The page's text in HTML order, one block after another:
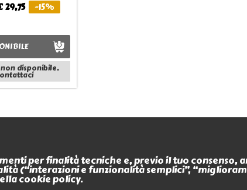
29,75 -15%
disponibile.
L'Antro dell'Orco
P.iva 0266488034
Contatti
Termini e condizioni
Privacy policy
per finalità tecniche e, previo il tuo
(“interazioni e funzionalità semplici”,
cookie policy.